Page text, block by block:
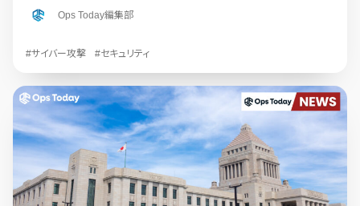
Ops Today編集部
#サイバー攻撃 #セキュリティ